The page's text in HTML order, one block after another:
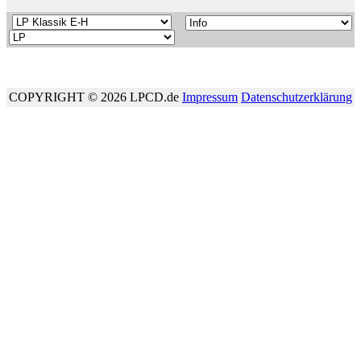
COPYRIGHT © 2026 LPCD.de Impressum Datenschutzerklärung